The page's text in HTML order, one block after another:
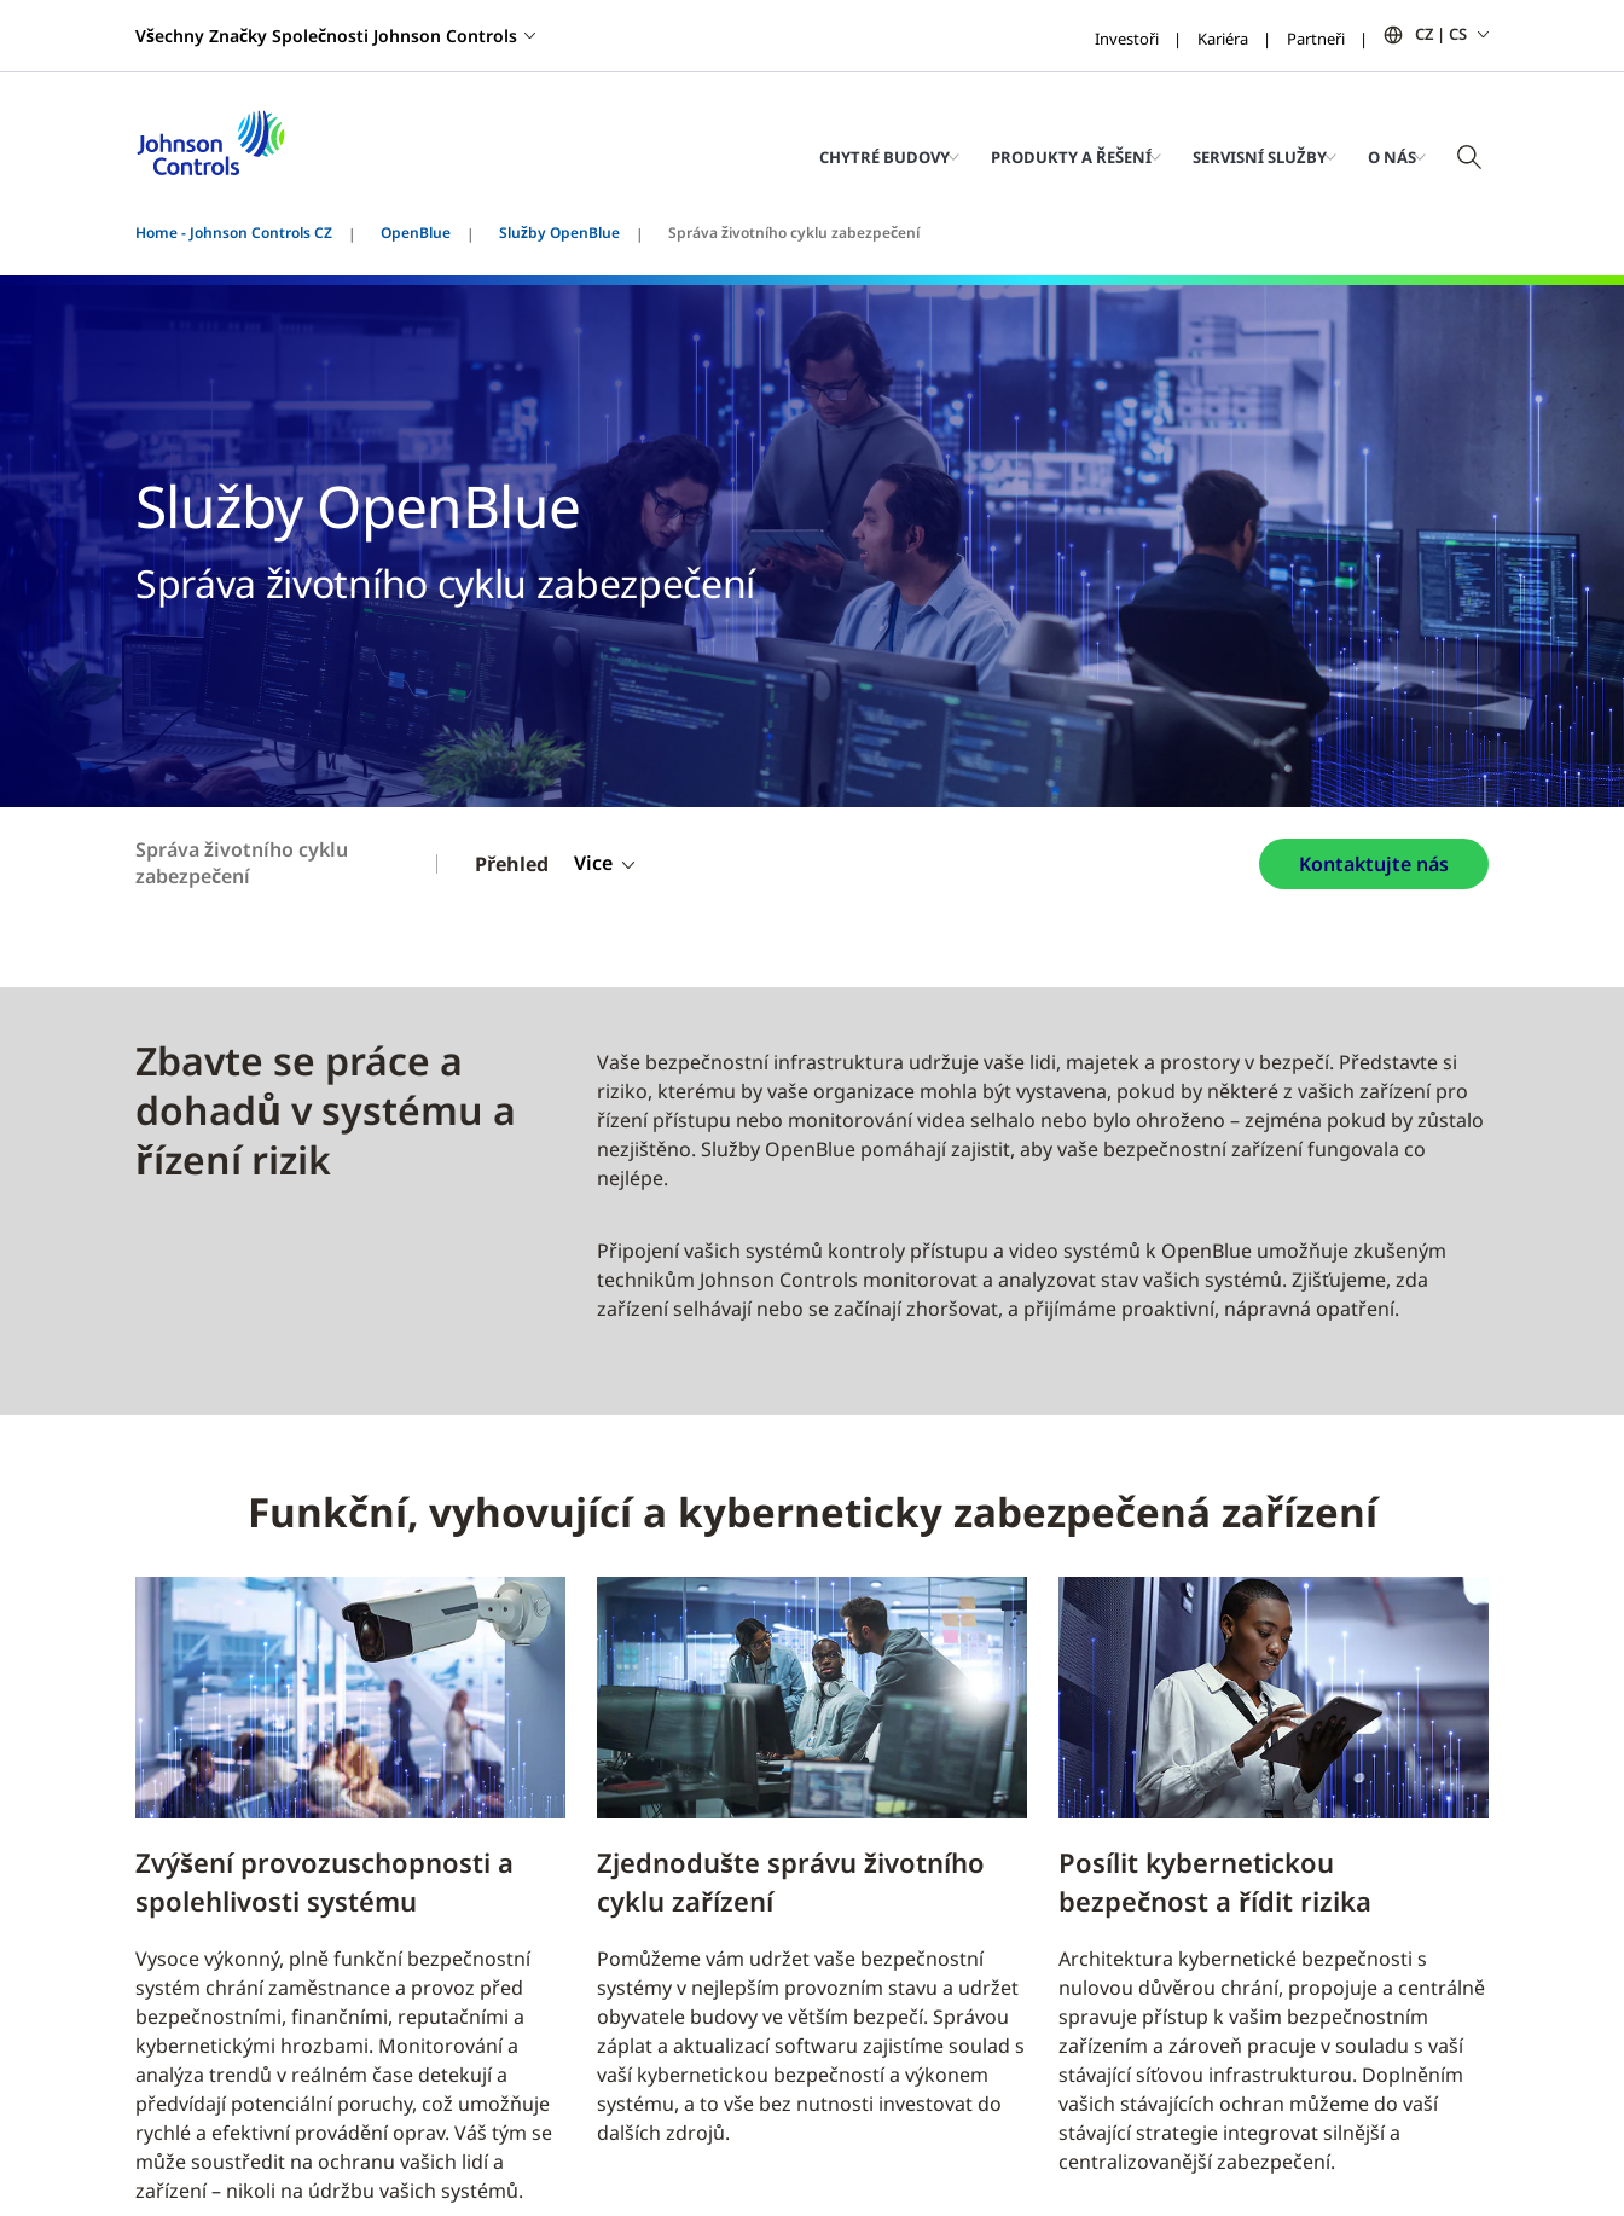
Všechny Značky Společnosti Johnson Controls Investoři Kariéra Partneři CZ | CS
CHYTRÉ BUDOVY PRODUKTY A ŘEŠENÍ SERVISNÍ SLUŽBY O NÁS
Home - Johnson Controls CZ OpenBlue Služby OpenBlue Správa životního cyklu zabezpečení
Služby OpenBlue
Správa životního cyklu zabezpečení
Správa životního cyklu
zabezpečení
Přehled Vice Kontaktujte nás
Zbavte se práce a
dohadů v systému a
řízení rizik
Vaše bezpečnostní infrastruktura udržuje vaše lidi, majetek a prostory v bezpečí. Představte si
riziko, kterému by vaše organizace mohla být vystavena, pokud by některé z vašich zařízení pro
řízení přístupu nebo monitorování videa selhalo nebo bylo ohroženo – zejména pokud by zůstalo
nezjištěno. Služby OpenBlue pomáhají zajistit, aby vaše bezpečnostní zařízení fungovala co
nejlépe.
Připojení vašich systémů kontroly přístupu a video systémů k OpenBlue umožňuje zkušeným
technikům Johnson Controls monitorovat a analyzovat stav vašich systémů. Zjišťujeme, zda
zařízení selhávají nebo se začínají zhoršovat, a přijímáme proaktivní, nápravná opatření.
Funkční, vyhovující a kyberneticky zabezpečená zařízení
Zvýšení provozuschopnosti a
spolehlivosti systému
Vysoce výkonný, plně funkční bezpečnostní
systém chrání zaměstnance a provoz před
bezpečnostními, finančními, reputačními a
kybernetickými hrozbami. Monitorování a
analýza trendů v reálném čase detekují a
předvídají potenciální poruchy, což umožňuje
rychlé a efektivní provádění oprav. Váš tým se
může soustředit na ochranu vašich lidí a
zařízení – nikoli na údržbu vašich systémů.
Zjednodušte správu životního
cyklu zařízení
Pomůžeme vám udržet vaše bezpečnostní
systémy v nejlepším provozním stavu a udržet
obyvatele budovy ve větším bezpečí. Správou
záplat a aktualizací softwaru zajistíme soulad s
vaší kybernetickou bezpečností a výkonem
systému, a to vše bez nutnosti investovat do
dalších zdrojů.
Posílit kybernetickou
bezpečnost a řídit rizika
Architektura kybernetické bezpečnosti s
nulovou důvěrou chrání, propojuje a centrálně
spravuje přístup k vašim bezpečnostním
zařízením a zároveň pracuje v souladu s vaší
stávající síťovou infrastrukturou. Doplněním
vašich stávajících ochran můžeme do vaší
stávající strategie integrovat silnější a
centralizovanější zabezpečení.